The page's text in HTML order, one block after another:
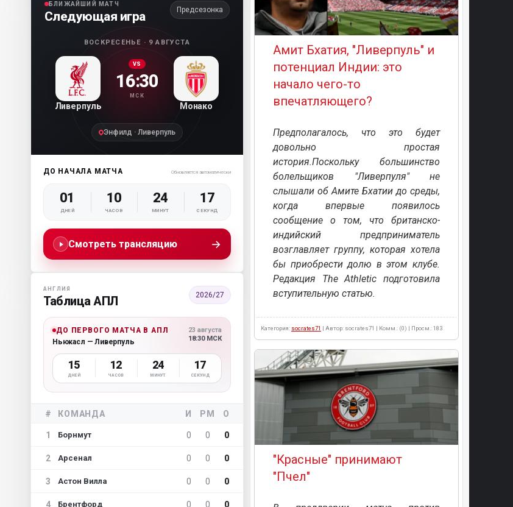
БЛИЖАЙШИЙ МАТЧ
Следующая игра Предсезонка
ВОСКРЕСЕНЬЕ · 9 АВГУСТА
Ливерпуль
VS
16:30
МСК
Монако
Энфилд · Ливерпуль
ДО НАЧАЛА МАТЧА Обновляется автоматически
01
ДНЕЙ
10
ЧАСОВ
24
МИНУТ
16
СЕКУНД
Смотреть трансляцию →
АНГЛИЯ
Таблица АПЛ 2026/27
ДО ПЕРВОГО МАТЧА В АПЛ
Ньюкасл — Ливерпуль
23 августа
18:30 МСК
15
ДНЕЙ
12
ЧАСОВ
24
МИНУТ
16
СЕКУНД
# КОМАНДА И РМ О
1 Борнмут 0 0 0
2 Арсенал 0 0 0
3 Астон Вилла 0 0 0
4 Брентфорд 0 0 0
Амит Бхатия, "Ливерпуль" и
потенциал Индии: это
начало чего-то
впечатляющего?
Предполагалось, что это будет
довольно простая
история.Поскольку большинство
болельщиков "Ливерпуля" не
слышали об Амите Бхатии до среды,
когда впервые появилось
сообщение о том, что британско-
индийский предприниматель
возглавляет группу, которая хотела
бы приобрести долю в этом клубе.
Редакция The Athletic подготовила
вступительную статью.
Категория: socrates71 | Автор: socrates71 | Комм.: (0) | Просм.: 183
"Красные" принимают
"Пчел"